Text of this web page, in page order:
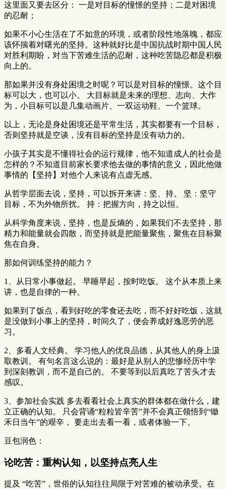
这里面又要去区分： 一是对目标的憧憬的坚持；二是对困境
的忍耐；
如果不小心生活在了不如意的环境，或者阶段性地落魄，都应
该怀揣着对曙光的坚持。这种就好比是中国抗战时期中国人民
对胜利期盼，对当下苦难生活的忍耐，这种吃苦隐忍都是积极
向上的。
那如果并没有身处困境之时呢？可以是对目标的憧憬。这个目
标可以大，也可以小。 大目标就是未来的理想、志向、大作
为，小目标可以是几集动画片、一双运动鞋、一个篮球。
以上，无论是身处困境还是平常生活，其实都要有一个目标，
否则坚持就是空谈，没有目标的坚持是没有动力的。
小孩子其实是不懂得社会的运行规律，他不知道成人的社会是
怎样的？不知道目前家长要求他去做的事情的意义，因此他做
事情的【坚持】对他个人来说有点虚无感。
从哲学层面去说，坚持，可以拆开来讲：坚、持。 坚：坚守
目标，不为外物所扰。 持：把握方向，持之以恒。
从科学角度来说，坚持，也是反熵的，如果我们不去坚持，那
精力和能量就会四散，而坚持就是把能量聚焦，聚焦在目标聚
焦在自身。
那如何训练坚持的能力？
1、从日常小事做起。 早睡早起，按时吃饭。 这个从本质上来
讲，也是自律的一种。
如果到了饭点，看到好吃的零食还去吃，而不好好吃饭，这就
是没做到小事上的坚持，时间久了，便会养成好逸恶劳的恶
习。
2、多看人文经典。 学习他人的优良品德，从其他人的身上汲
取教训。 有句名言这么说的：最好是从别人的悲惨经历中学
到深刻教训，而不是自己的。 不要等到以后真吃了苦头才去
感叹。
3、参加社会实践 多去看看社会上真实的群体都在做什么，建
立正确的认知。 只会背诵“粒粒皆辛苦”并不会真正领悟到“锄
禾日当午”的艰辛， 要走出去看一看，或者体验一下。
豆包润色：
论吃苦：重构认知，以坚持点亮人生
提及 “吃苦”，世俗的认知往往局限于对苦难的被动承受。在